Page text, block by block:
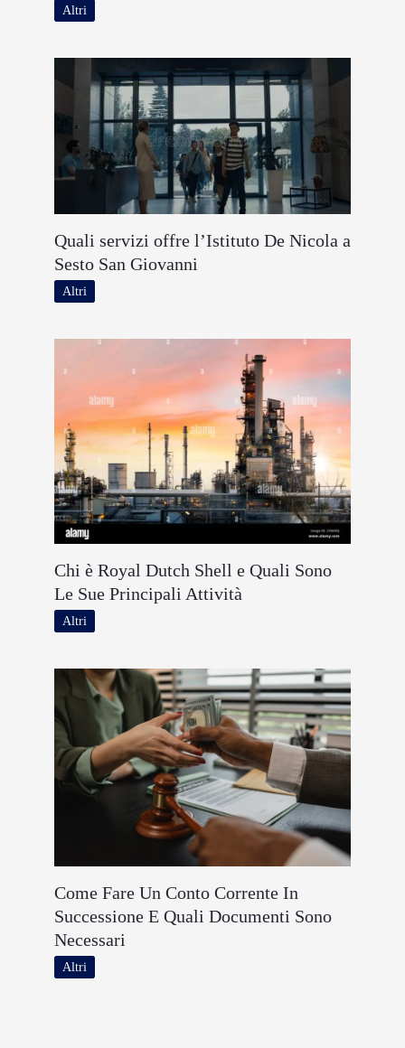
Altri
Quali servizi offre l’Istituto De Nicola a
Sesto San Giovanni
Altri
Chi è Royal Dutch Shell e Quali Sono
Le Sue Principali Attività
Altri
Come Fare Un Conto Corrente In
Successione E Quali Documenti Sono
Necessari
Altri